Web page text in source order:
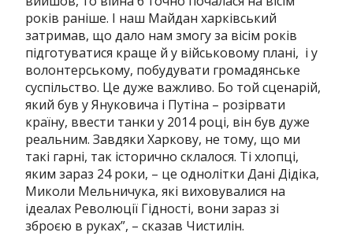
років раніше. І наш Майдан харківський
затримав, що дало нам змогу за вісім років
підготуватися краще й у військовому плані, і у
волонтерському, побудувати громадянське
суспільство. Це дуже важливо. Бо той сценарій,
який був у Януковича і Путіна – розірвати
країну, ввести танки у 2014 році, він був дуже
реальним. Завдяки Харкову, не тому, що ми
такі гарні, так історично склалося. Ті хлопці,
яким зараз 24 роки, – це однолітки Дані Дідіка,
Миколи Мельничука, які виховувалися на
ідеалах Революції Гідності, вони зараз зі
зброєю в руках”, – сказав Чистилін.